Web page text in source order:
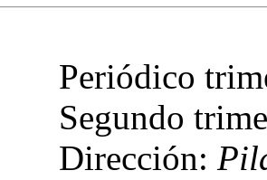
Periódico
Segundo
Dirección: